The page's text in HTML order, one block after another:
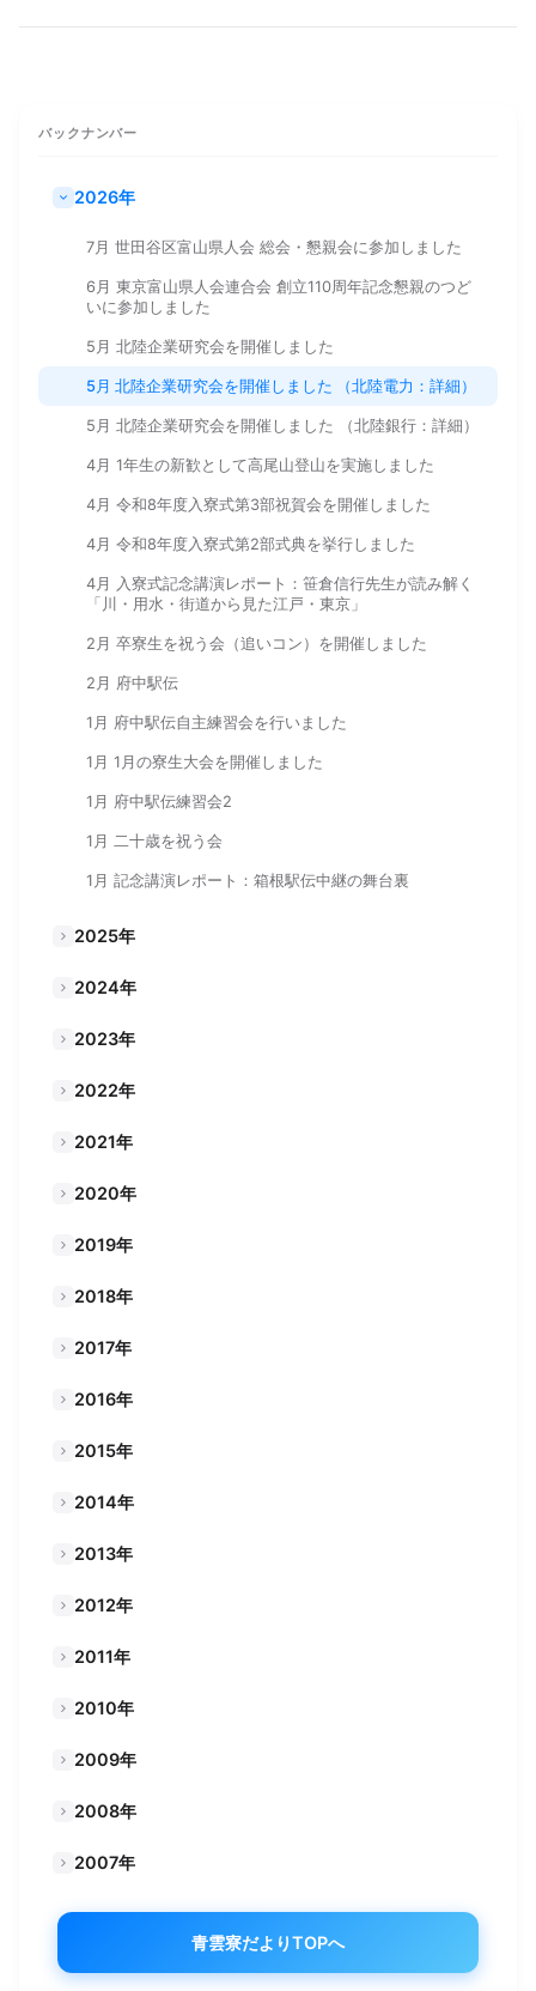
バックナンバー
2026年
7月 世田谷区富山県人会 総会・懇親会に参加しました
6月 東京富山県人会連合会 創立110周年記念懇親のつど
いに参加しました
5月 北陸企業研究会を開催しました
5月 北陸企業研究会を開催しました （北陸電力：詳細）
5月 北陸企業研究会を開催しました （北陸銀行：詳細）
4月 1年生の新歓として高尾山登山を実施しました
4月 令和8年度入寮式第3部祝賀会を開催しました
4月 令和8年度入寮式第2部式典を挙行しました
4月 入寮式記念講演レポート：笹倉信行先生が読み解く
「川・用水・街道から見た江戸・東京」
2月 卒寮生を祝う会（追いコン）を開催しました
2月 府中駅伝
1月 府中駅伝自主練習会を行いました
1月 1月の寮生大会を開催しました
1月 府中駅伝練習会2
1月 二十歳を祝う会
1月 記念講演レポート：箱根駅伝中継の舞台裏
2025年
2024年
2023年
2022年
2021年
2020年
2019年
2018年
2017年
2016年
2015年
2014年
2013年
2012年
2011年
2010年
2009年
2008年
2007年
青雲寮だよりTOPへ